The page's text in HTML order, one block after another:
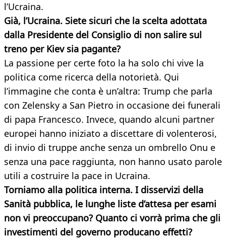
l’Ucraina.
Già, l’Ucraina. Siete sicuri che la scelta adottata
dalla Presidente del Consiglio di non salire sul
treno per Kiev sia pagante?
La passione per certe foto la ha solo chi vive la
politica come ricerca della notorietà. Qui
l’immagine che conta è un’altra: Trump che parla
con Zelensky a San Pietro in occasione dei funerali
di papa Francesco. Invece, quando alcuni partner
europei hanno iniziato a discettare di volenterosi,
di invio di truppe anche senza un ombrello Onu e
senza una pace raggiunta, non hanno usato parole
utili a costruire la pace in Ucraina.
Torniamo alla politica interna. I disservizi della
Sanità pubblica, le lunghe liste d’attesa per esami
non vi preoccupano? Quanto ci vorrà prima che gli
investimenti del governo producano effetti?